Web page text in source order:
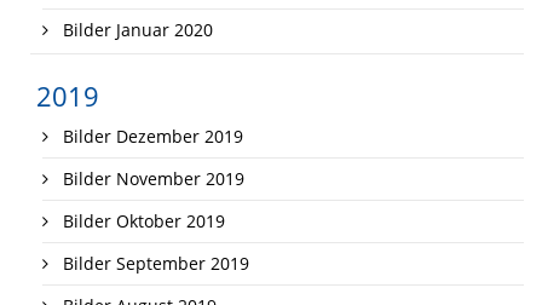
Bilder Januar 2020
2019
Bilder Dezember 2019
Bilder November 2019
Bilder Oktober 2019
Bilder September 2019